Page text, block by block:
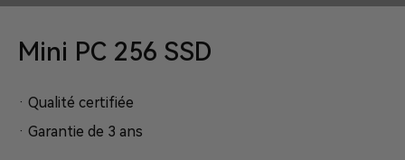
Mini PC 256 SSD
· Qualité certifiée
· Garantie de 3 ans